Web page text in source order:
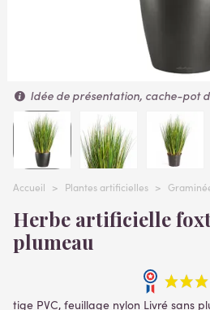
Idée de présentation, cache-pot
Accueil > Plantes artificielles >
Herbe artificielle foxtail 52 cm sans
plumeau
tige PVC, feuillage nylon Livré sans